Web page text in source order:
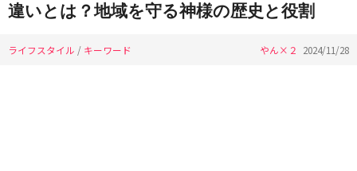
違いとは？地域を守る神様の歴史と役割
ライフスタイル / キーワード やん×２ 2024/11/28